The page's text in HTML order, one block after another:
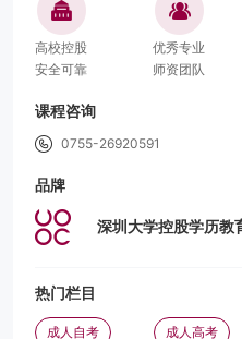
高校控股
安全可靠
优秀专业
师资团队
课程咨询
0755-26920591
品牌
深圳大学控股学历教
热门栏目
成人自考 成人高考